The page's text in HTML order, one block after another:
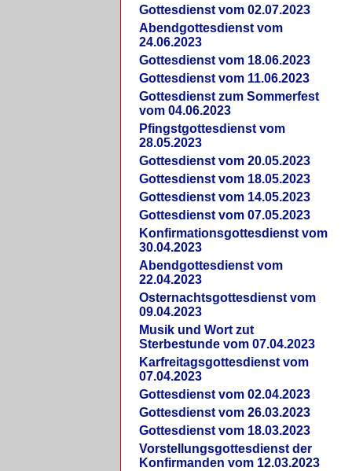
Gottesdienst vom 02.07.2023
Abendgottesdienst vom
24.06.2023
Gottesdienst vom 18.06.2023
Gottesdienst vom 11.06.2023
Gottesdienst zum Sommerfest
vom 04.06.2023
Pfingstgottesdienst vom
28.05.2023
Gottesdienst vom 20.05.2023
Gottesdienst vom 18.05.2023
Gottesdienst vom 14.05.2023
Gottesdienst vom 07.05.2023
Konfirmationsgottesdienst vom
30.04.2023
Abendgottesdienst vom
22.04.2023
Osternachtsgottesdienst vom
09.04.2023
Musik und Wort zut
Sterbestunde vom 07.04.2023
Karfreitagsgottesdienst vom
07.04.2023
Gottesdienst vom 02.04.2023
Gottesdienst vom 26.03.2023
Gottesdienst vom 18.03.2023
Vorstellungsgottesdienst der
Konfirmanden vom 12.03.2023